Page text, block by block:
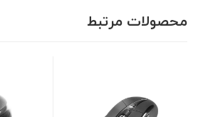
محصولات مرتبط